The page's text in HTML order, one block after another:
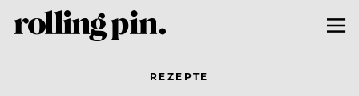
REZEPTE